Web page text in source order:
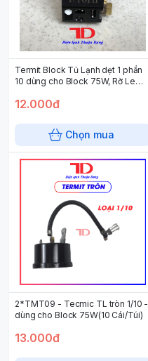
Termit Block Tủ Lạnh dẹt 1 phần
10 dùng cho Block 75W, Rờ Le
12.000đ
Chọn mua
2*TMT09 - Tecmic TL tròn 1/10 -
dùng cho Block 75W(10 Cái/Túi)
13.000đ